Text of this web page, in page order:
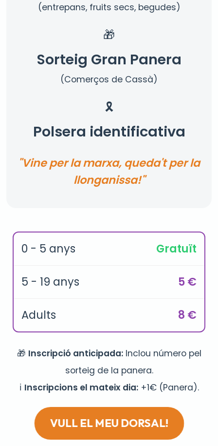
(entrepans, fruits secs, begudes)
🎁
Sorteig Gran Panera
(Comerços de Cassà)
🎗️
Polsera identificativa
"Vine per la marxa, queda't per la
llonganissa!"
0 - 5 anys Gratuït
5 - 19 anys 5 €
Adults 8 €
🎁 Inscripció anticipada:Inclou número pel
sorteig de la panera.
ℹ️ Inscripcions el mateix dia:+1€ (Panera).
VULL EL MEU DORSAL!